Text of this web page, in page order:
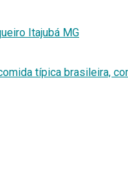
Itajubá MG
típica brasileira,